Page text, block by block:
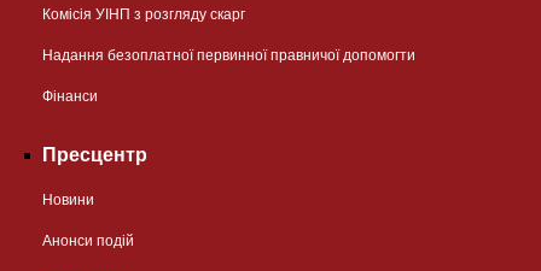
Комісія УІНП з розгляду скарг
Надання безоплатної первинної правничої допомогти
Фінанси
Пресцентр
Новини
Анонси подій